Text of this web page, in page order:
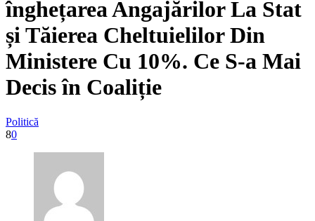
înghețarea Angajărilor La Stat
și Tăierea Cheltuielilor Din
Ministere Cu 10%. Ce S-a Mai
Decis în Coaliție
Politică
80